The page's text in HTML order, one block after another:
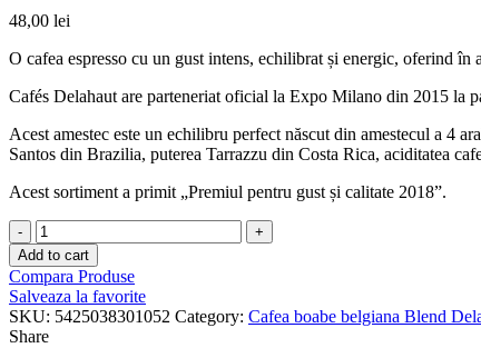
48,00 lei
O cafea espresso cu un gust intens, echilibrat și energic, oferind în
Cafés Delahaut are parteneriat oficial la Expo Milano din 2015 la
Acest amestec este un echilibru perfect născut din amestecul a 4
Santos din Brazilia, puterea Tarrazzu din Costa Rica, aciditatea
Acest sortiment a primit „Premiul pentru gust și calitate 2018”.
Cafea
Espresso
Milano
quantity
Add to cart
Compara Produse
Salveaza la favorite
SKU: 5425038301052 Category: Cafea boabe belgiana Blend
Share